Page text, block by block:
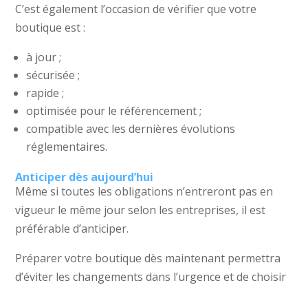
C’est également l’occasion de vérifier que votre
boutique est :
à jour ;
sécurisée ;
rapide ;
optimisée pour le référencement ;
compatible avec les dernières évolutions
réglementaires.
Anticiper dès aujourd’hui
Même si toutes les obligations n’entreront pas en
vigueur le même jour selon les entreprises, il est
préférable d’anticiper.
Préparer votre boutique dès maintenant permettra
d’éviter les changements dans l’urgence et de choisir